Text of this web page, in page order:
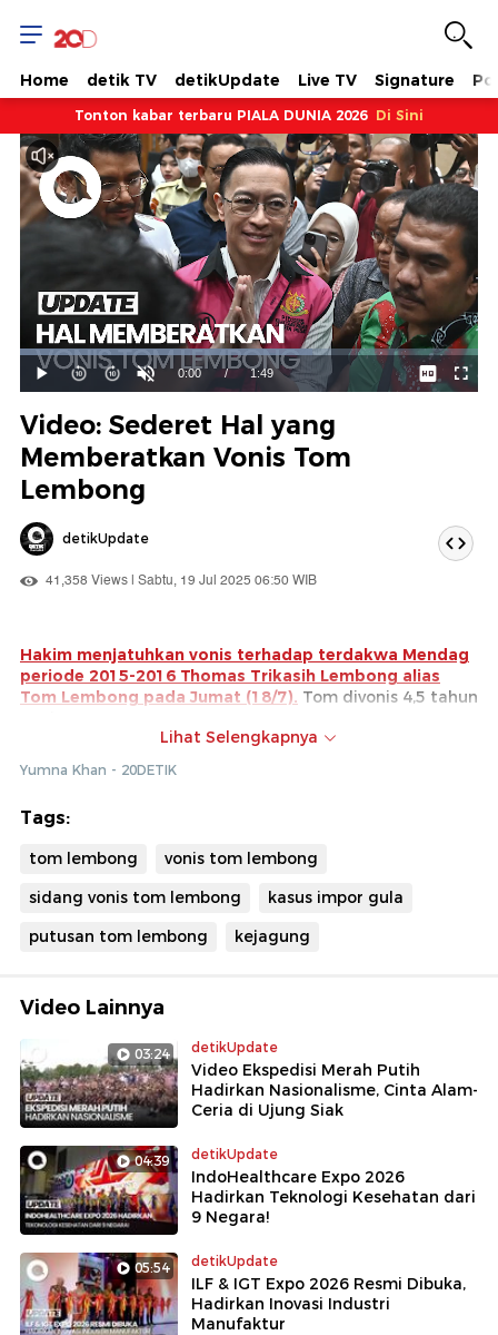
Home detik TV detikUpdate Live TV Signature
Tonton kabar terbaru PIALA DUNIA 2026 Di Sini
Mainkan
Suara
Hidup
Waktu
0:00 / Durasi
1:49
Dimuat:
63.80%
Video: Sederet Hal yang
Memberatkan Vonis Tom
Lembong
detikUpdate
41,358 Views | Sabtu, 19 Jul 2025 06:50 WIB
Hakim menjatuhkan vonis terhadap terdakwa Mendag
periode 2015-2016 Thomas Trikasih Lembong alias
Tom Lembong pada Jumat (18/7). Tom divonis 4,5 tahun
putusan Tom Lembong. Salah satunya ia dinilai
kapitalis.
Lihat Selengkapnya
Yumna Khan - 20DETIK
Tags:
tom lembong
vonis tom lembong
sidang vonis tom lembong
kasus impor gula
putusan tom lembong
kejagung
Video Lainnya
03:24 detikUpdate
Video Ekspedisi Merah Putih
Hadirkan Nasionalisme, Cinta Alam-
Ceria di Ujung Siak
04:39 detikUpdate
IndoHealthcare Expo 2026
Hadirkan Teknologi Kesehatan dari
9 Negara!
05:54 detikUpdate
ILF & IGT Expo 2026 Resmi Dibuka,
Hadirkan Inovasi Industri
Manufaktur